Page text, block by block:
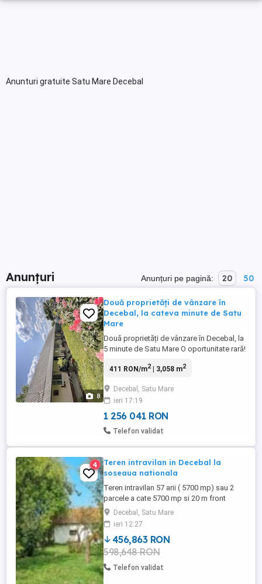
Anunturi gratuite Satu Mare Decebal
Anunțuri Anunțuri pe pagină: 20 50
8
Două proprietăți de vânzare în
Decebal, la cateva minute de Satu
Mare
Două proprietăți de vânzare în Decebal, la
5 minute de Satu Mare O oportunitate rară!
cu carte funciară și număr administrativ
generos de 3.058 mp. * Pot fi cumpărate
împreună sau separat. * Toate utilitățile
(gaz, apă, curent). * ...
411 RON/m2| 3,058 m2
Decebal, Satu Mare
ieri 17:19
1 256 041 RON
Telefon validat
4
Teren intravilan in Decebal la
soseaua nationala
Teren intravilan 57 arii ( 5700 mp) sau 2
parcele a cate 5700 mp si 20 m front
fiecare, in total 11400 mp in Decebal, , cu
front de 40 m in soseaua nationala, apa si
curent la strada, pod de coborare la
ambele parcele, partial imprejmuit cu
gard, poarta de acces. Put forat la 35 m
adancime, pomi ...
Decebal, Satu Mare
ieri 12:27
456,863 RON
598,648 RON
Telefon validat